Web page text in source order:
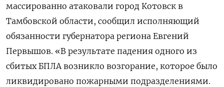
массированно атаковали город Котовск в
Тамбовской области, сообщил исполняющий
обязанности губернатора региона Евгений
Первышов. «В результате падения одного из
сбитых БПЛА возникло возгорание, которое было
ликвидировано пожарными подразделениями.